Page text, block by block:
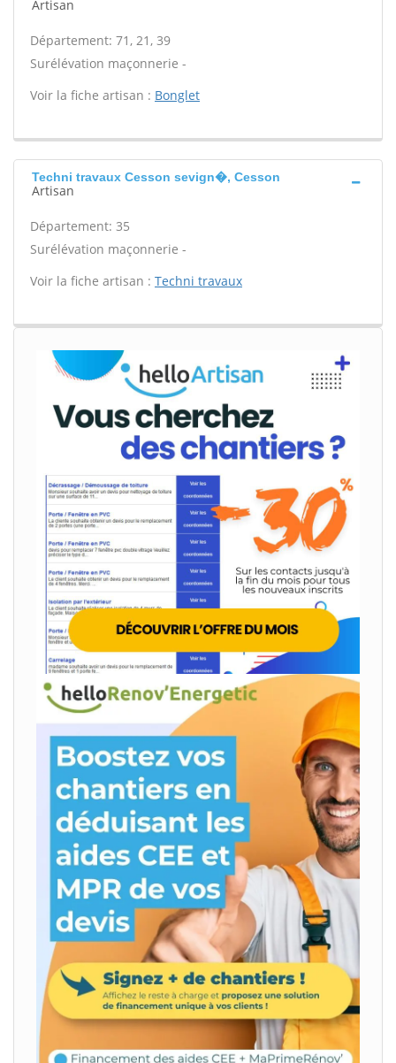
Artisan
Département: 71, 21, 39
Surélévation maçonnerie -
Voir la fiche artisan : Bonglet
Techni travaux Cesson sevign�, Cesson
Artisan
Département: 35
Surélévation maçonnerie -
Voir la fiche artisan : Techni travaux